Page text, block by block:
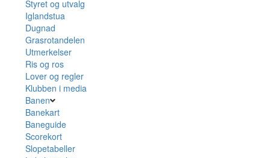
Styret og utvalg
Iglandstua
Dugnad
Grasrotandelen
Utmerkelser
Ris og ros
Lover og regler
Klubben i media
Banen
Banekart
Baneguide
Scorekort
Slopetabeller